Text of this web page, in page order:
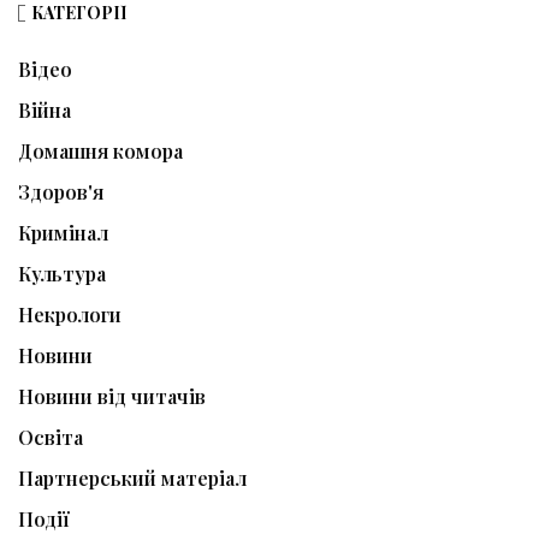
КАТЕГОРІЇ
Відео
Війна
Домашня комора
Здоров'я
Кримінал
Культура
Некрологи
Новини
Новини від читачів
Освіта
Партнерський матеріал
Події